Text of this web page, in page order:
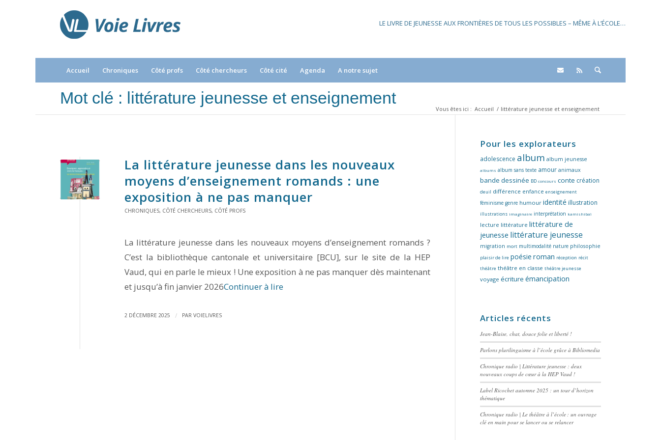
LE LIVRE DE JEUNESSE AUX FRONTIÈRES DE TOUS LES POSSIBLES – MÊME À L’ÉCOLE…
Accueil Chroniques Côté profs Côté chercheurs Côté cité Agenda A notre sujet
Mot clé : littérature jeunesse et enseignement
Vous êtes ici : Accueil / littérature jeunesse et enseignement
La littérature jeunesse dans les nouveaux
moyens d’enseignement romands : une
exposition à ne pas manquer
CHRONIQUES, CÔTÉ CHERCHEURS, CÔTÉ PROFS
La littérature jeunesse dans les nouveaux moyens d’enseignement romands ?
C’est la bibliothèque cantonale et universitaire [BCU], sur le site de la HEP
Vaud, qui en parle le mieux ! Une exposition à ne pas manquer dès maintenant
et jusqu’à fin janvier 2026Continuer à lire
2 DÉCEMBRE 2025 / PAR VOIELIVRES
Pour les explorateurs
adolescence album album jeunesse
albums album sans texte amour animaux
bande dessinée BD concours conte création
deuil différence enfance enseignement
féminisme genre humour identité illustration
illustrations imaginaire interprétation kamishibaï
lecture littérature littérature de
jeunesse littérature jeunesse
migration mort multimodalité nature philosophie
plaisir de lire poésie roman réception récit
théâtre théâtre en classe théâtre jeunesse
voyage écriture émancipation
Articles récents
Jean-Blaise, chat, douce folie et liberté !
Parlons plurilinguisme à l’école grâce à Bibliomedia
Chronique radio | Littérature jeunesse : deux
nouveaux coups de cœur à la HEP Vaud !
Label Ricochet automne 2025 : un tour d’horizon
thématique
Chronique radio | Le théâtre à l’école : un ouvrage
clé en main pour se lancer ou se relancer